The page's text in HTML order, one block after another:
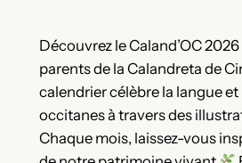
Découvrez le Caland’OC 2026
parents de la Calandreta de
calendrier célèbre la langue
occitanes à travers des
Chaque mois, laissez-vous